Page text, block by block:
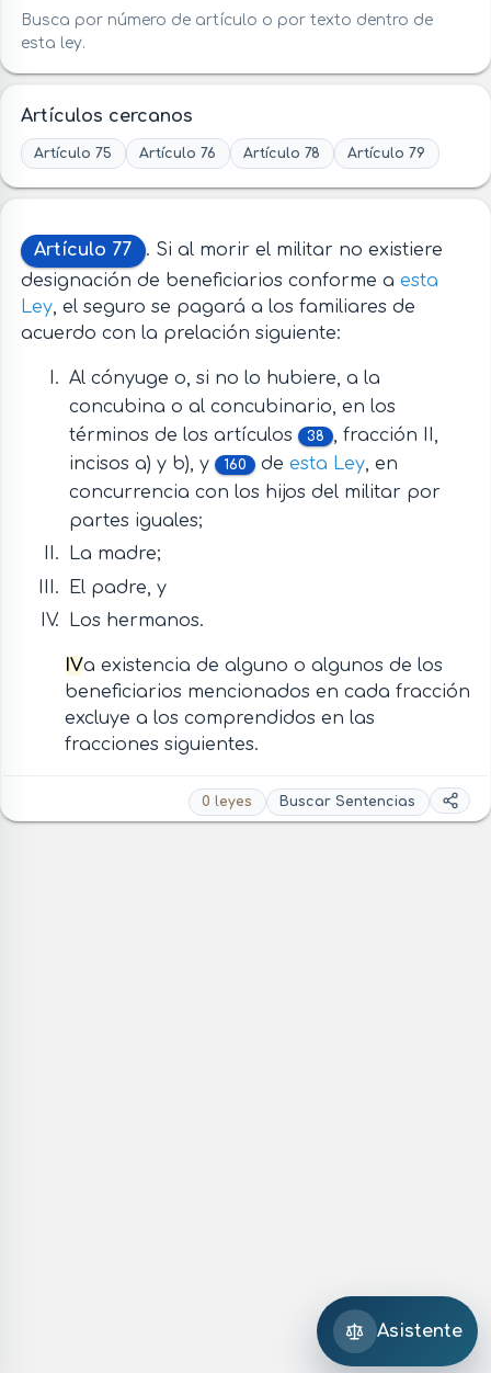
Busca por número de artículo o por texto dentro de
esta ley.
Artículos cercanos
Artículo 75 Artículo 76 Artículo 78 Artículo 79
Artículo 77
. Si al morir el militar no existiere
designación de beneficiarios conforme a esta
Ley, el seguro se pagará a los familiares de
acuerdo con la prelación siguiente:
Al cónyuge o, si no lo hubiere, a la
concubina o al concubinario, en los
términos de los artículos
38
, fracción II,
incisos a) y b), y
160 de esta Ley, en
concurrencia con los hijos del militar por
partes iguales;
La madre;
El padre, y
Los hermanos.
IVa existencia de alguno o algunos de los
beneficiarios mencionados en cada fracción
excluye a los comprendidos en las
fracciones siguientes.
0 leyes Buscar Sentencias
Asistente